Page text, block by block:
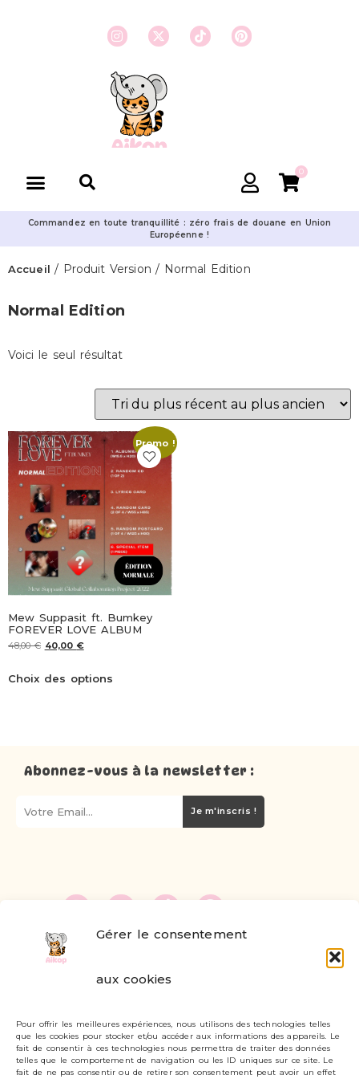
Gérer le consentement
aux cookies
Pour offrir les meilleures expériences, nous utilisons des technologies telles
que les cookies pour stocker et/ou accéder aux informations des appareils. Le
fait de consentir à ces technologies nous permettra de traiter des données
telles que le comportement de navigation ou les ID uniques sur ce site. Le
fait de ne pas consentir ou de retirer son consentement peut avoir un effet
0
Commandez en toute tranquillité : zéro frais de douane en Union
Européenne !
Accueil / Produit Version / Normal Edition
Normal Edition
Voici le seul résultat
Promo !
Mew Suppasit ft. Bumkey
FOREVER LOVE ALBUM
48,00€ 40,00 €
Choix des options
Abonnez-vous à la newsletter :
Je m'inscris !
Livraisons et retours
Mon compte